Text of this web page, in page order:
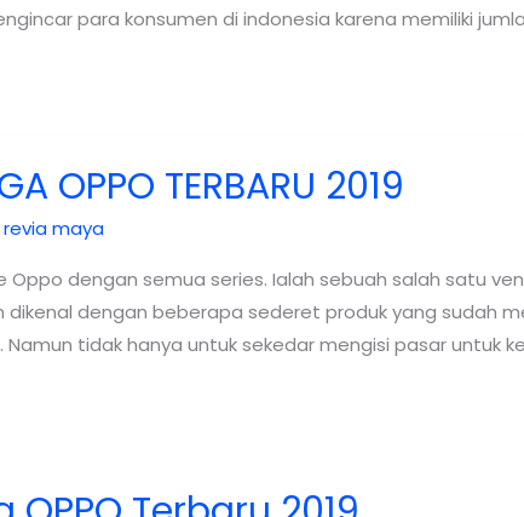
para konsumen di indonesia karena memiliki
OPPO TERBARU 2019
revia maya
dengan semua series. Ialah sebuah salah satu
dikenal dengan beberapa sederet produk yang
tidak hanya untuk sekedar mengisi pasar untuk